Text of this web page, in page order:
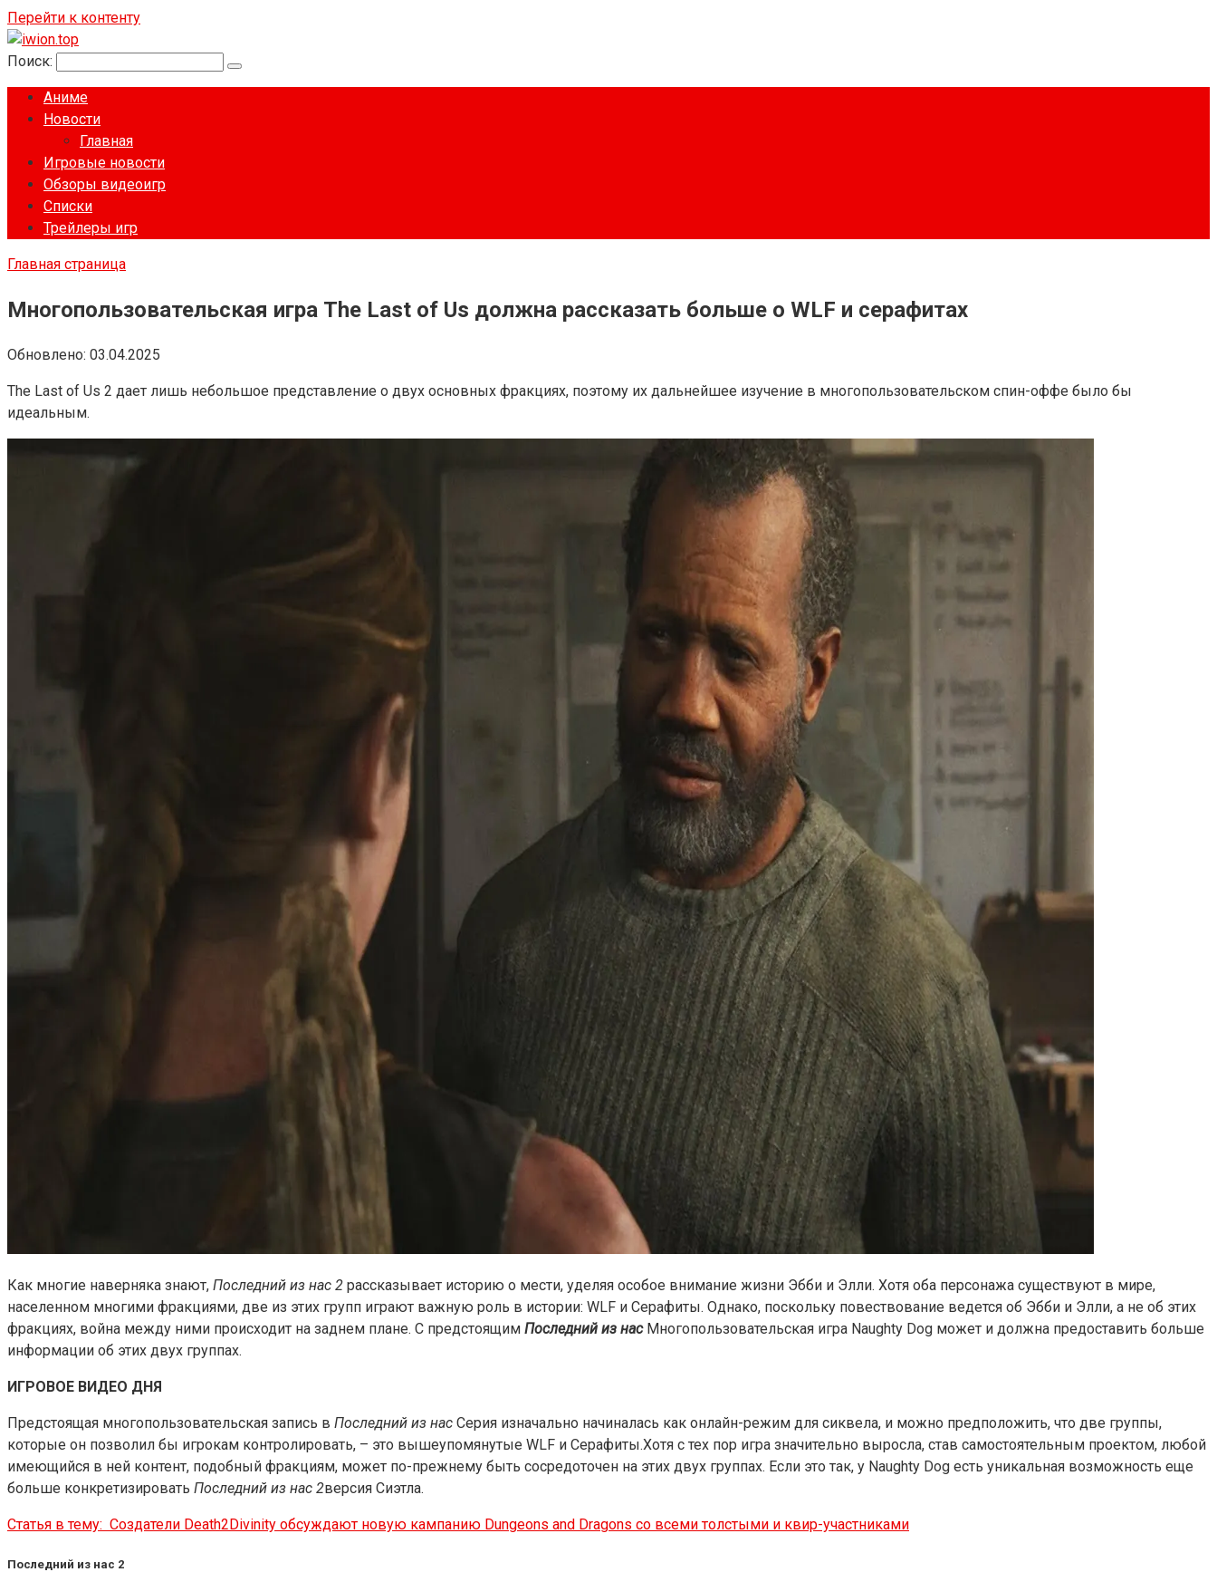
Перейти к контенту
Поиск:
Аниме
Новости
Главная
Игровые новости
Обзоры видеоигр
Списки
Трейлеры игр
Главная страница
Многопользовательская игра The Last of Us должна рассказать больше о WLF и серафитах
Обновлено: 03.04.2025
The Last of Us 2 дает лишь небольшое представление о двух основных фракциях, поэтому их дальнейшее изучение в многопользовательском спин-оффе было бы
идеальным.
Как многие наверняка знают, Последний из нас 2 рассказывает историю о мести, уделяя особое внимание жизни Эбби и Элли. Хотя оба персонажа существуют в мире,
населенном многими фракциями, две из этих групп играют важную роль в истории: WLF и Серафиты. Однако, поскольку повествование ведется об Эбби и Элли, а не об этих
фракциях, война между ними происходит на заднем плане. С предстоящим Последний из нас Многопользовательская игра Naughty Dog может и должна предоставить больше
информации об этих двух группах.
ИГРОВОЕ ВИДЕО ДНЯ
Предстоящая многопользовательская запись в Последний из нас Серия изначально начиналась как онлайн-режим для сиквела, и можно предположить, что две группы,
которые он позволил бы игрокам контролировать, – это вышеупомянутые WLF и Серафиты.Хотя с тех пор игра значительно выросла, став самостоятельным проектом, любой
имеющийся в ней контент, подобный фракциям, может по-прежнему быть сосредоточен на этих двух группах. Если это так, у Naughty Dog есть уникальная возможность еще
больше конкретизировать Последний из нас 2версия Сиэтла.
Статья в тему: Создатели Death2Divinity обсуждают новую кампанию Dungeons and Dragons со всеми толстыми и квир-участниками
Последний из нас 2